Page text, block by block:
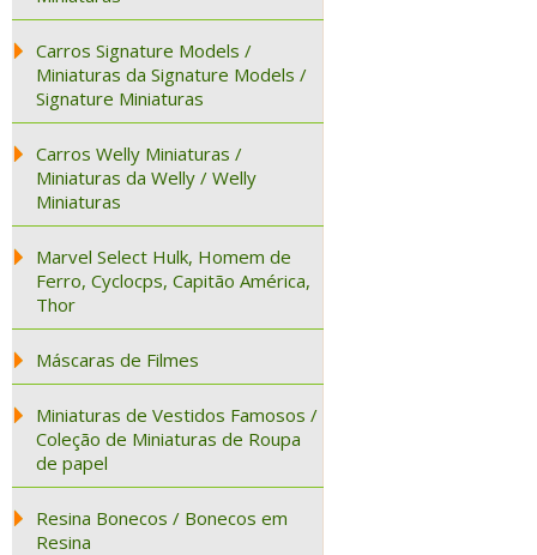
Carros Signature Models /
Miniaturas da Signature Models /
Signature Miniaturas
Carros Welly Miniaturas /
Miniaturas da Welly / Welly
Miniaturas
Marvel Select Hulk, Homem de
Ferro, Cyclocps, Capitão América,
Thor
Máscaras de Filmes
Miniaturas de Vestidos Famosos /
Coleção de Miniaturas de Roupa
de papel
Resina Bonecos / Bonecos em
Resina